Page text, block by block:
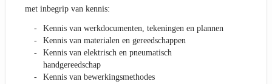
met inbegrip van kennis:
Kennis van werkdocumenten, tekeningen en plannen
Kennis van materialen en gereedschappen
Kennis van elektrisch en pneumatisch
handgereedschap
Kennis van bewerkingsmethodes